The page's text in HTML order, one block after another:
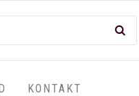
KONTAKT